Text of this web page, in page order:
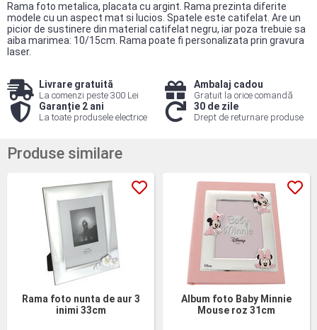
Rama foto metalica, placata cu argint. Rama prezinta diferite
modele cu un aspect mat si lucios. Spatele este catifelat. Are un
picior de sustinere din material catifelat negru, iar poza trebuie sa
aiba marimea: 10/15cm. Rama poate fi personalizata prin gravura
laser.
Livrare gratuită
La comenzi peste 300 Lei
Ambalaj cadou
Gratuit la orice comandă
Garanție 2 ani
La toate produsele electrice
30 de zile
Drept de returnare produse
Produse similare
Rama foto nunta de aur 3
inimi 33cm
Album foto Baby Minnie
Mouse roz 31cm